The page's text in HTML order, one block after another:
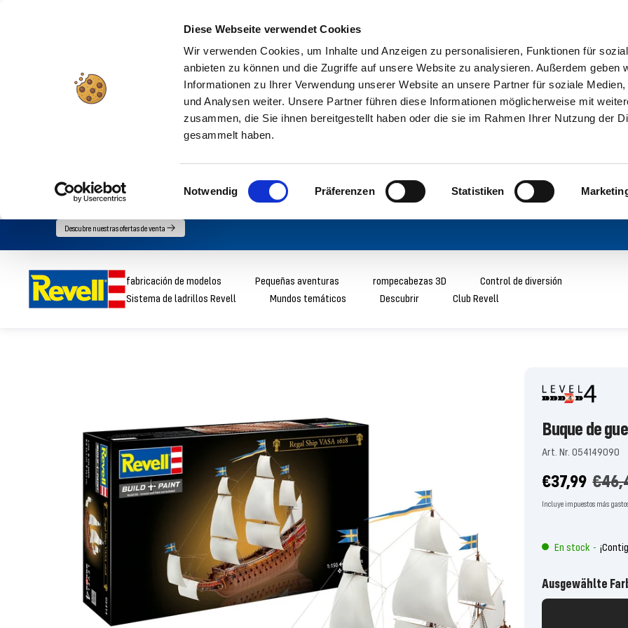
Diese Webseite verwendet Cookies
Wir verwenden Cookies, um Inhalte und Anzeigen zu personalisieren, Funktionen für
anbieten zu können und die Zugriffe auf unsere Website zu analysieren. Außerdem geben
Informationen zu Ihrer Verwendung unserer Website an unsere Partner für soziale Medien,
und Analysen weiter. Unsere Partner führen diese Informationen möglicherweise mit
zusammen, die Sie ihnen bereitgestellt haben oder die sie im Rahmen Ihrer Nutzung der
gesammelt haben.
Einwilligungsauswahl
Notwendig Präferenzen Statistiken
directamente
contenido
Descubre nuestras ofertas de venta
fabricación de modelos Pequeñas aventuras rompecabezas 3D
Control de diversión
Sistema de ladrillos Revell
Mundos temáticos Descubrir Club Revell
Revell
Buque de
Art. Nr. 054149090
Precio
de
€37,99
Incluye impuestos más
En stock -
Ausgewählte